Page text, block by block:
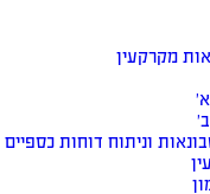
מקרקעין
וניתוח דוחות כספיים